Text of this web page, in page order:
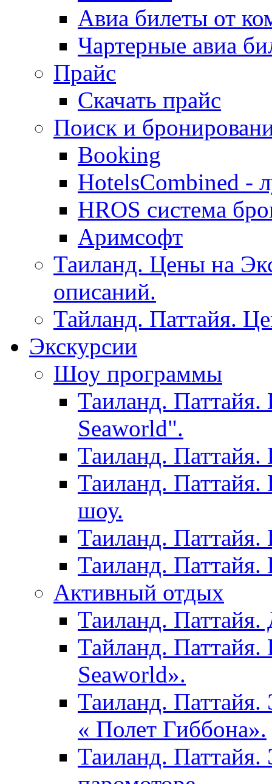
Авиа билеты от
Чартерные авиа
Прайс
Скачать прайс
Поиск и
Booking
HotelsCombined -
HROS система
Аримсофт
Таиланд. Цены на
описаний.
Тайланд. Паттайя.
Экскурсии
Шоу программы
Таиланд.
Seaworld".
Таиланд.
Таиланд.
шоу.
Таиланд.
Таиланд. Паттайя.
Активный отдых
Таиланд. Паттайя.
Тайланд.
Seaworld».
Таиланд.
« Полет Гиббона».
Таиланд. Паттайя.